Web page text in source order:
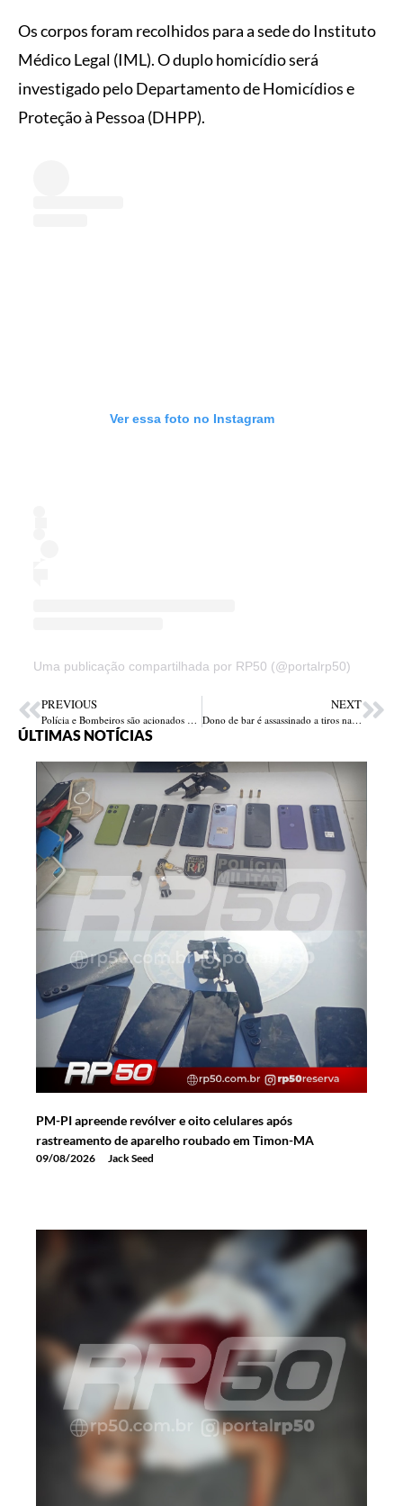
Os corpos foram recolhidos para a sede do Instituto
Médico Legal (IML). O duplo homicídio será
investigado pelo Departamento de Homicídios e
Proteção à Pessoa (DHPP).
Ver essa foto no Instagram
Uma publicação compartilhada por RP50 (@portalrp50)
PREVIOUS
Polícia e Bombeiros são acionados para resgatar corpo no rio Poti
NEXT
Dono de bar é assassinado a tiros na Vila Irmã Dulce em Teresina
ÚLTIMAS NOTÍCIAS
PM-PI apreende revólver e oito celulares após
rastreamento de aparelho roubado em Timon-MA
09/08/2026 Jack Seed